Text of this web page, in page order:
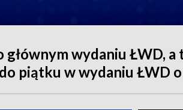
głównym wydaniu ŁWD, a
piątku w wydaniu ŁWD